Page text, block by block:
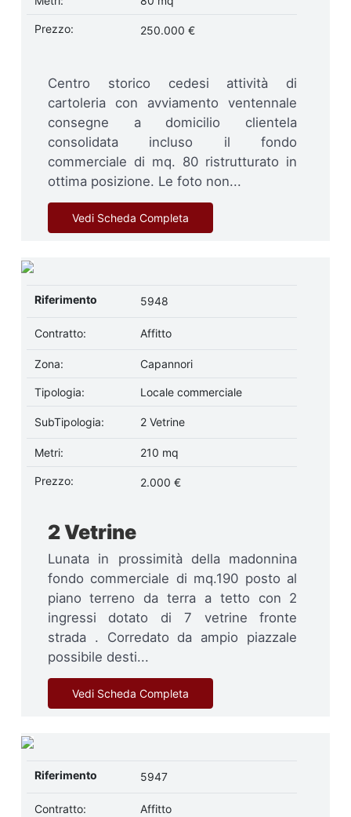
Prezzo: 250.000 €
Centro storico cedesi attività di
cartoleria con avviamento ventennale
consegne a domicilio clientela
consolidata incluso il fondo
commerciale di mq. 80 ristrutturato in
ottima posizione. Le foto non...
Vedi Scheda Completa
Riferimento 5948
Contratto: Affitto
Zona: Capannori
Tipologia: Locale commerciale
SubTipologia: 2 Vetrine
Metri: 210 mq
Prezzo: 2.000 €
2 Vetrine
Lunata in prossimità della madonnina
fondo commerciale di mq.190 posto al
piano terreno da terra a tetto con 2
ingressi dotato di 7 vetrine fronte
strada . Corredato da ampio piazzale
possibile desti...
Vedi Scheda Completa
Riferimento 5947
Contratto: Affitto